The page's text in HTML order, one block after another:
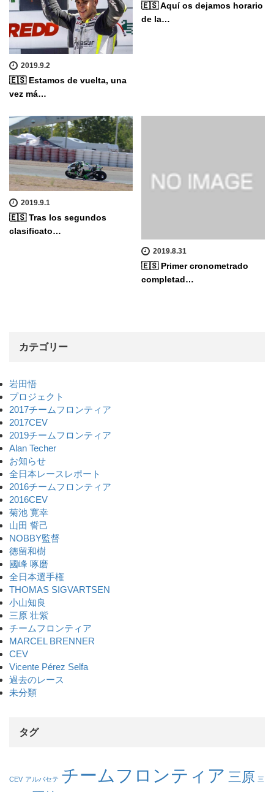
2019.9.2
🇪🇸 Estamos de vuelta, una
vez má…
🇪🇸 Aquí os dejamos horario
de la…
2019.9.1
🇪🇸 Tras los segundos
clasificato…
2019.8.31
🇪🇸 Primer cronometrado
completad…
カテゴリー
岩田悟
プロジェクト
2017チームフロンティア
2017CEV
2019チームフロンティア
Alan Techer
お知らせ
全日本レースレポート
2016チームフロンティア
2016CEV
菊池 寛幸
山田 誓己
NOBBY監督
徳留和樹
國峰 啄磨
全日本選手権
THOMAS SIGVARTSEN
小山知良
三原 壮紫
チームフロンティア
MARCEL BRENNER
CEV
Vicente Pérez Selfa
過去のレース
未分類
タグ
CEV アルバセテ チームフロンティア 三原 三